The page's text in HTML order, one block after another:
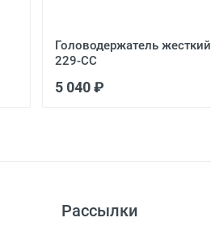
Головодержатель жесткий
229-CC
5 040 ₽
Рассылки